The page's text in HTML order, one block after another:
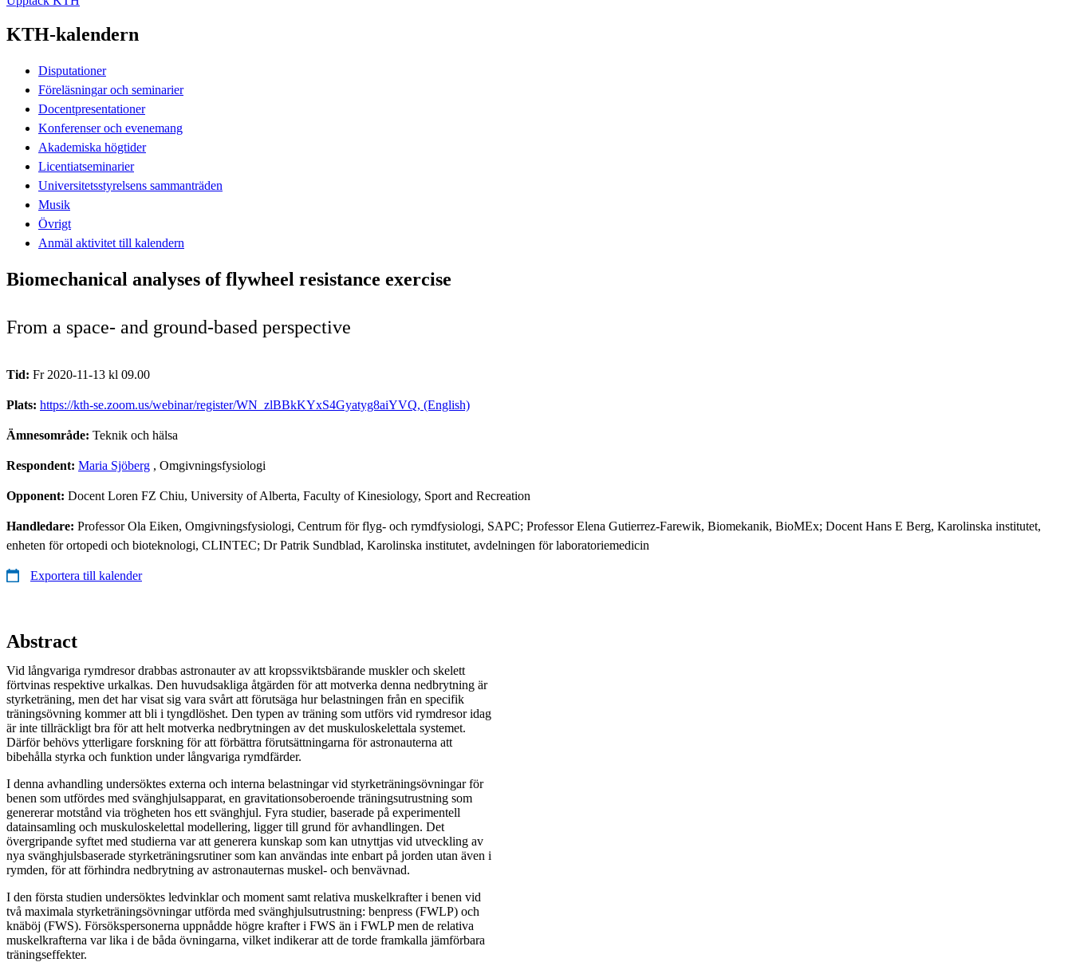
KTH-kalendern
Disputationer
Föreläsningar och seminarier
Docentpresentationer
Konferenser och evenemang
Akademiska högtider
Licentiatseminarier
Universitetsstyrelsens sammanträden
Musik
Övrigt
Anmäl aktivitet till kalendern
Biomechanical analyses of flywheel resistance exercise
From a space- and ground-based perspective
Tid: Fr 2020-11-13 kl 09.00
Plats: https://kth-se.zoom.us/webinar/register/WN_zlBBkKYxS4Gyatyg8aiYVQ, (English)
Ämnesområde: Teknik och hälsa
Respondent: Maria Sjöberg , Omgivningsfysiologi
Opponent: Docent Loren FZ Chiu, University of Alberta, Faculty of Kinesiology, Sport and Recreation
Handledare: Professor Ola Eiken, Omgivningsfysiologi, Centrum för flyg- och rymdfysiologi, SAPC; Professor Elena Gutierrez-Farewik, Biomekanik, BioMEx; Docent Hans E Berg, Karolinska institutet,
enheten för ortopedi och bioteknologi, CLINTEC; Dr Patrik Sundblad, Karolinska institutet, avdelningen för laboratoriemedicin
Exportera till kalender
Abstract
Vid långvariga rymdresor drabbas astronauter av att kropssviktsbärande muskler och skelett
förtvinas respektive urkalkas. Den huvudsakliga åtgärden för att motverka denna nedbrytning är
styrketräning, men det har visat sig vara svårt att förutsäga hur belastningen från en specifik
träningsövning kommer att bli i tyngdlöshet. Den typen av träning som utförs vid rymdresor idag
är inte tillräckligt bra för att helt motverka nedbrytningen av det muskuloskelettala systemet.
Därför behövs ytterligare forskning för att förbättra förutsättningarna för astronauterna att
bibehålla styrka och funktion under långvariga rymdfärder.
I denna avhandling undersöktes externa och interna belastningar vid styrketräningsövningar för
benen som utfördes med svänghjulsapparat, en gravitationsoberoende träningsutrustning som
genererar motstånd via trögheten hos ett svänghjul. Fyra studier, baserade på experimentell
datainsamling och muskuloskelettal modellering, ligger till grund för avhandlingen. Det
övergripande syftet med studierna var att generera kunskap som kan utnyttjas vid utveckling av
nya svänghjulsbaserade styrketräningsrutiner som kan användas inte enbart på jorden utan även i
rymden, för att förhindra nedbrytning av astronauternas muskel- och benvävnad.
I den första studien undersöktes ledvinklar och moment samt relativa muskelkrafter i benen vid
två maximala styrketräningsövningar utförda med svänghjulsutrustning: benpress (FWLP) och
knäböj (FWS). Försökspersonerna uppnådde högre krafter i FWS än i FWLP men de relativa
muskelkrafterna var lika i de båda övningarna, vilket indikerar att de torde framkalla jämförbara
träningseffekter.